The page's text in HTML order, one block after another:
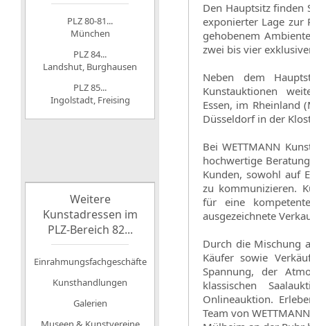
Den Hauptsitz finden
exponierter Lage zur
gehobenem
zwei bis vier
Neben dem
Kunstauktionen
Essen, im Rheinland
Düsseldorf in der
Bei WETTMANN
hochwertige
Kunden, sowohl auf
zu kommunizieren.
für eine
ausgezeichnete
Durch die Mischung
Käufer sowie
Spannung, der
klassischen
Onlineauktion.
Team von
PLZ 80-81...
München
PLZ 84...
Landshut, Burghausen
PLZ 85...
Ingolstadt, Freising
Weitere
Kunstadressen im
PLZ-Bereich 82...
Einrahmungsfachgeschäfte
Kunsthandlungen
Galerien